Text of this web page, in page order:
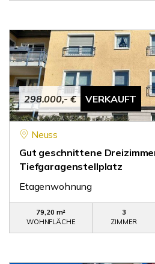
298.000,- € VERKAUFT
Neuss
Gut geschnittene
Tiefgaragenstellplatz
Etagenwohnung
79,20 m²
WOHNFLÄCHE
3
ZIMMER